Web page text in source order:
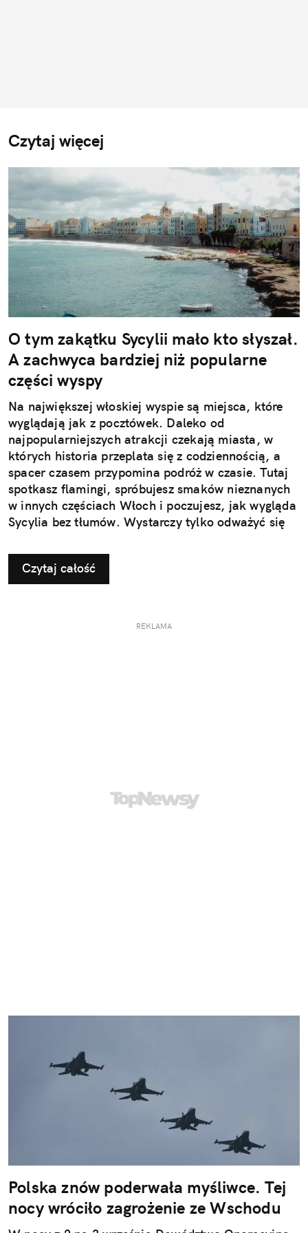
Czytaj więcej
O tym zakątku Sycylii mało kto słyszał.
A zachwyca bardziej niż popularne
części wyspy
Na największej włoskiej wyspie są miejsca, które
wyglądają jak z pocztówek. Daleko od
najpopularniejszych atrakcji czekają miasta, w
których historia przeplata się z codziennością, a
spacer czasem przypomina podróż w czasie. Tutaj
spotkasz flamingi, spróbujesz smaków nieznanych
w innych częściach Włoch i poczujesz, jak wygląda
Sycylia bez tłumów. Wystarczy tylko odważyć się
Czytaj całość
REKLAMA
Polska znów poderwała myśliwce. Tej
nocy wróciło zagrożenie ze Wschodu